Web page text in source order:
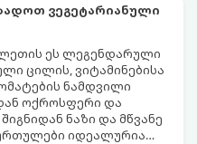
ვეგეტარიანული
ეს ლეგენდარული
ცილის, ვიტამინებისა
ნამდვილი
ოქროსფერი და
ნაზი და მწვანე
იდეალურია